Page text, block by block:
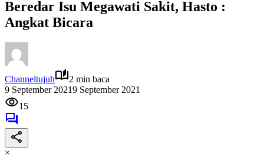
Beredar Isu Megawati Sakit, Hasto :
Angkat Bicara
Channeltujuh
2 min baca
9 September 20219 September 2021
15
×